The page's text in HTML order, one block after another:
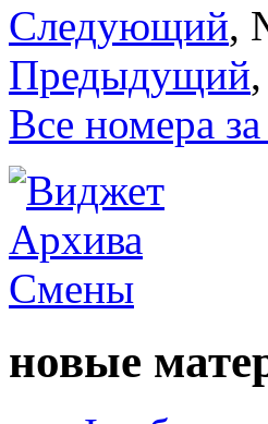
Следующий,
Предыдущий
Все номера
новые